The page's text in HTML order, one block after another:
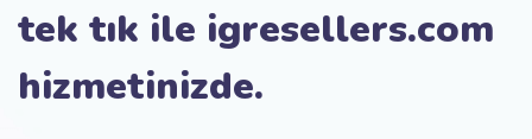
tek tık ile igresellers.com
hizmetinizde.